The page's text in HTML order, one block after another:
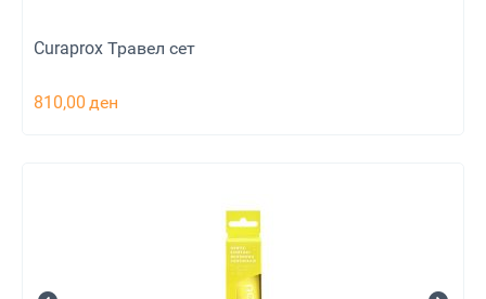
Curaprox Травел сет
810,00 ден